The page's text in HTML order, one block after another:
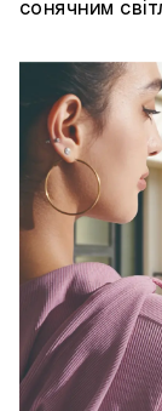
сонячним